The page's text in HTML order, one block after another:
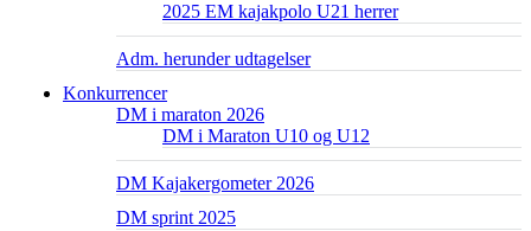
2025 EM kajakpolo U21 herrer
Adm. herunder udtagelser
Konkurrencer
DM i maraton 2026
DM i Maraton U10 og U12
DM Kajakergometer 2026
DM sprint 2025